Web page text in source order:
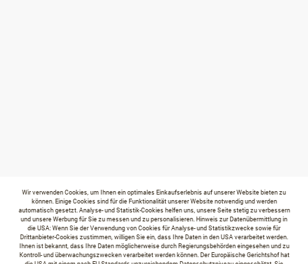
Wir verwenden Cookies, um Ihnen ein optimales Einkaufserlebnis auf unserer Website bieten zu
können. Einige Cookies sind für die Funktionalität unserer Website notwendig und werden
automatisch gesetzt. Analyse- und Statistik-Cookies helfen uns, unsere Seite stetig zu verbessern
und unsere Werbung für Sie zu messen und zu personalisieren. Hinweis zur Datenübermittlung in
die USA: Wenn Sie der Verwendung von Cookies für Analyse- und Statistikzwecke sowie für
Drittanbieter-Cookies zustimmen, willigen Sie ein, dass Ihre Daten in den USA verarbeitet werden.
Ihnen ist bekannt, dass Ihre Daten möglicherweise durch Regierungsbehörden eingesehen und zu
Kontroll- und überwachungszwecken verarbeitet werden können. Der Europäische Gerichtshof hat